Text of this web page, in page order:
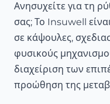
Ανησυχείτε για τη
σας; Το Insuwell
σε κάψουλες,
φυσικούς
διαχείριση των
προώθηση της